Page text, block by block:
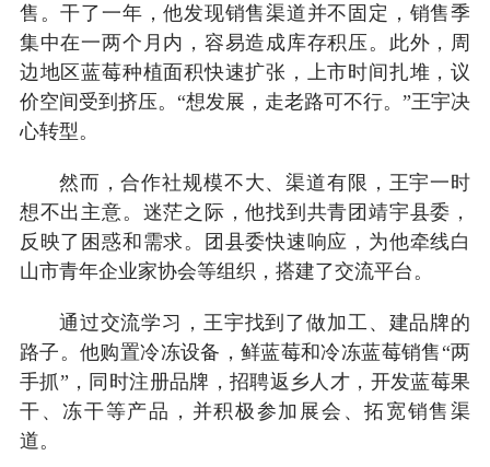
售。干了一年，他发现销售渠道并不固定，销售季
集中在一两个月内，容易造成库存积压。此外，周
边地区蓝莓种植面积快速扩张，上市时间扎堆，议
价空间受到挤压。“想发展，走老路可不行。”王宇决
心转型。
然而，合作社规模不大、渠道有限，王宇一时
想不出主意。迷茫之际，他找到共青团靖宇县委，
反映了困惑和需求。团县委快速响应，为他牵线白
山市青年企业家协会等组织，搭建了交流平台。
通过交流学习，王宇找到了做加工、建品牌的
路子。他购置冷冻设备，鲜蓝莓和冷冻蓝莓销售“两
手抓”，同时注册品牌，招聘返乡人才，开发蓝莓果
干、冻干等产品，并积极参加展会、拓宽销售渠
道。